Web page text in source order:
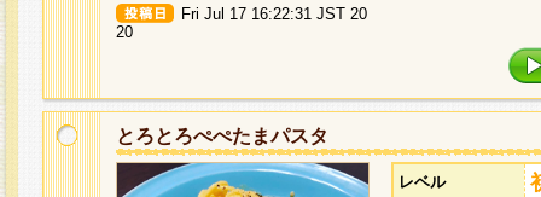
Fri Jul 17 16:22:31 JST 20
20
とろとろぺぺたまパスタ
レベル